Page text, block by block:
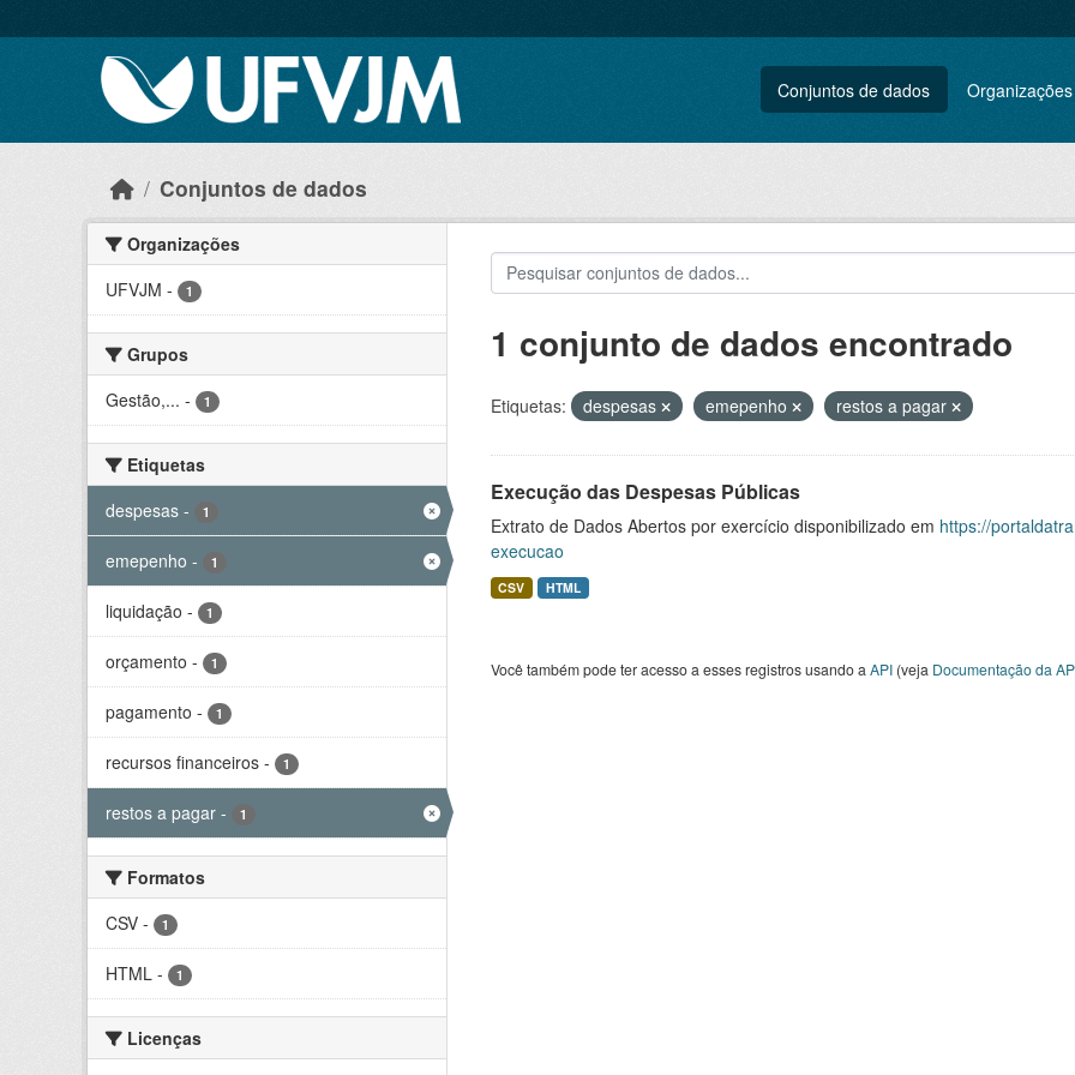
Conjuntos de dados Organizações
Conjuntos de dados
Organizações
UFVJM - 1
Grupos
Gestão,... - 1
Etiquetas
despesas - 1
emepenho - 1
liquidação - 1
orçamento - 1
pagamento - 1
recursos financeiros - 1
restos a pagar - 1
Formatos
CSV - 1
HTML - 1
Licenças
1 conjunto de dados encontrado
Etiquetas: despesas emepenho restos a pagar
Execução das Despesas Públicas
Extrato de Dados Abertos por exercício disponibilizado em https://
execucao
CSV HTML
Você também pode ter acesso a esses registros usando a API(veja Documentação da